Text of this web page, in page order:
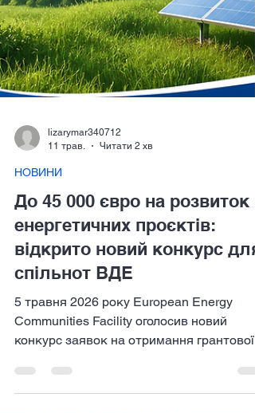
lizarymar340712
11 трав.
Читати 2 хв
НОВИНИ
До 45 000 євро на розвиток
енергетичних проєктів:
відкрито новий конкурс для
спільнот ВДЕ